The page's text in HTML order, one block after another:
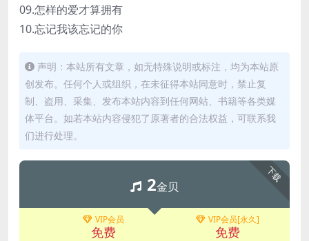
09.怎样的爱才算拥有
10.忘记我该忘记的你
声明：本站所有文章，如无特殊说明或标注，均为本站原
创发布。任何个人或组织，在未征得本站同意时，禁止复
制、盗用、采集、发布本站内容到任何网站、书籍等各类媒
体平台。如若本站内容侵犯了原著者的合法权益，可联系我
们进行处理。
下载
2金贝
VIP会员
免费
VIP会员[永久]
免费